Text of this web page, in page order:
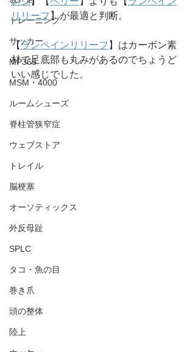
トレーニング
サッカー
MP365
MSM・4000
ルームシューズ
脊柱管狭窄症
ウェブストア
トレイル
脳梗塞
オーソティックス
外反母趾
SPLC
タコ・魚の目
巻き爪
頭の整体
陸上
リリーフ 】が最適と判断。
【ランペインリリーフ 】はカーボン素
材で足底部も丸みがあるのでちょうど
いい感じでした。